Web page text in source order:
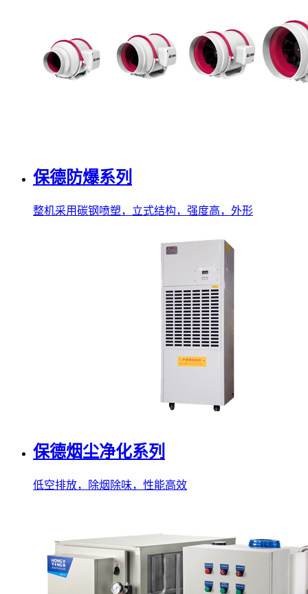
保德防爆系列
整机采用碳钢喷塑，立式结构，强度高，外形
保德烟尘净化系列
低空排放，除烟除味，性能高效